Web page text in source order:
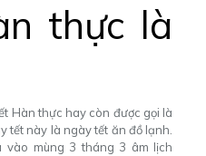
thực là
Hàn thực hay còn được gọi là
tết này là ngày tết ăn đồ lạnh.
vào mùng 3 tháng 3 âm lịch